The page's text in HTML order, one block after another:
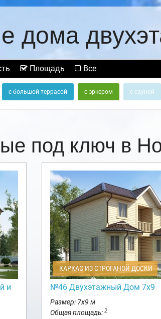
дома
Площадь Все
с большой террасой с эркером с сауной
под ключ в
и
КАРКАС ИЗ СТРОГАНОЙ ДОСКИ
№46 Двухэтажный Дом 7х9
Размер: 7х9 м
Общая площадь: 2